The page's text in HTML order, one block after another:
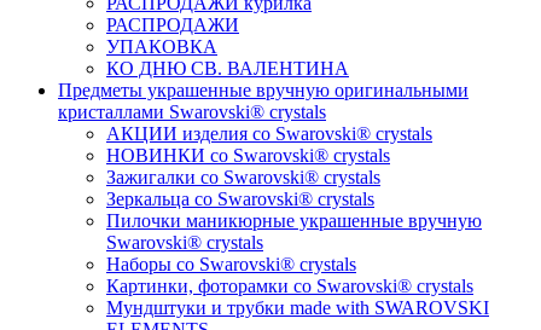
РАСПРОДАЖИ
УПАКОВКА
КО ДНЮ СВ. ВАЛЕНТИНА
Предметы украшенные вручную оригинальными
кристаллами Swarovski® crystals
АКЦИИ изделия со Swarovski® crystals
НОВИНКИ со Swarovski® crystals
Зажигалки со Swarovski® crystals
Зеркальца со Swarovski® crystals
Пилочки маникюрные украшенные вручную
Swarovski® crystals
Наборы со Swarovski® crystals
Картинки, фоторамки со Swarovski® crystals
Мундштуки и трубки made with SWAROVSKI